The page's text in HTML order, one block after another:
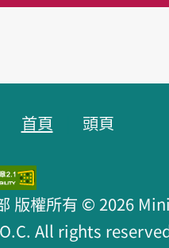
首頁 頭頁
版權所有 © 2026
All rights